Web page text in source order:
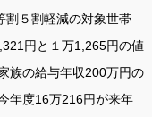
割５割軽減の対象世帯
円と１万1,265円の値
族の給与年収200万円の
年度16万216円が来年